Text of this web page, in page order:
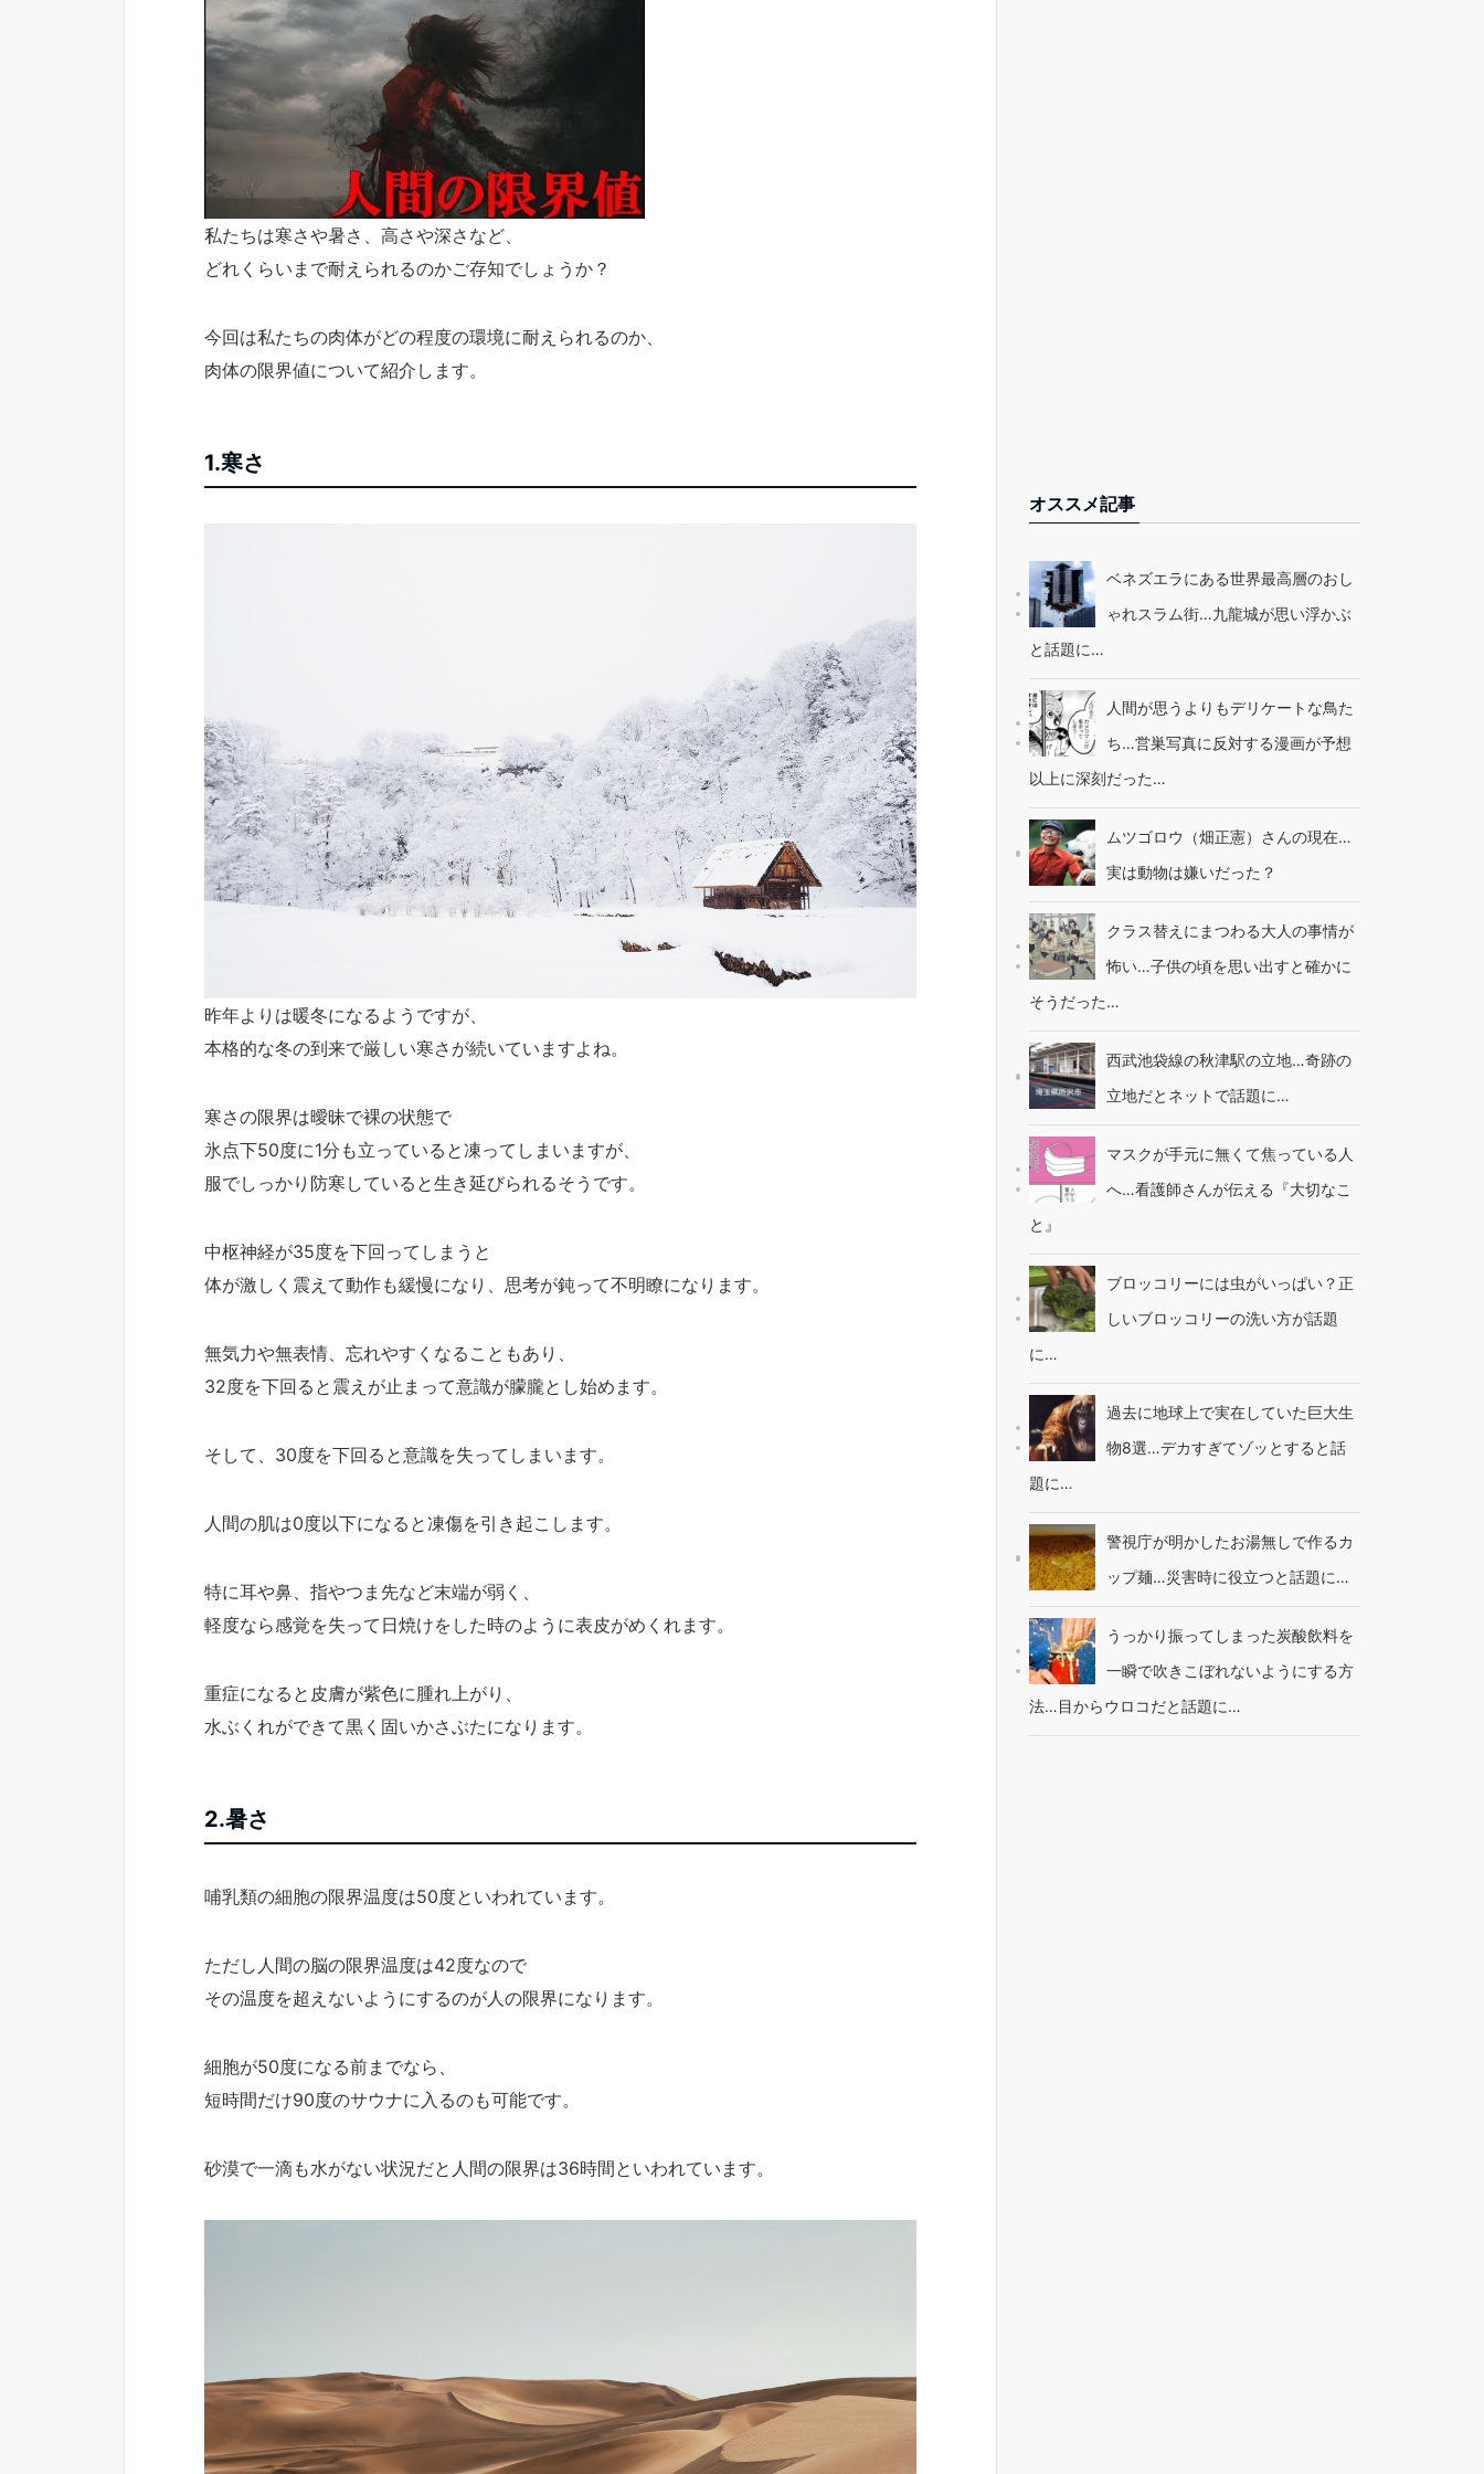
私たちは寒さや暑さ、高さや深さなど、
どれくらいまで耐えられるのかご存知でしょうか？
今回は私たちの肉体がどの程度の環境に耐えられるのか、
肉体の限界値について紹介します。
1.寒さ
昨年よりは暖冬になるようですが、
本格的な冬の到来で厳しい寒さが続いていますよね。
寒さの限界は曖昧で裸の状態で
氷点下50度に1分も立っていると凍ってしまいますが、
服でしっかり防寒していると生き延びられるそうです。
中枢神経が35度を下回ってしまうと
体が激しく震えて動作も緩慢になり、思考が鈍って不明瞭になります。
無気力や無表情、忘れやすくなることもあり、
32度を下回ると震えが止まって意識が朦朧とし始めます。
そして、30度を下回ると意識を失ってしまいます。
人間の肌は0度以下になると凍傷を引き起こします。
特に耳や鼻、指やつま先など末端が弱く、
軽度なら感覚を失って日焼けをした時のように表皮がめくれます。
重症になると皮膚が紫色に腫れ上がり、
水ぶくれができて黒く固いかさぶたになります。
2.暑さ
哺乳類の細胞の限界温度は50度といわれています。
ただし人間の脳の限界温度は42度なので
その温度を超えないようにするのが人の限界になります。
細胞が50度になる前までなら、
短時間だけ90度のサウナに入るのも可能です。
砂漠で一滴も水がない状況だと人間の限界は36時間といわれています。
オススメ記事
ベネズエラにある世界最高層のおし
ゃれスラム街…九龍城が思い浮かぶ
と話題に…
人間が思うよりもデリケートな鳥た
ち…営巣写真に反対する漫画が予想
以上に深刻だった…
ムツゴロウ（畑正憲）さんの現在…
実は動物は嫌いだった？
クラス替えにまつわる大人の事情が
怖い…子供の頃を思い出すと確かに
そうだった…
西武池袋線の秋津駅の立地…奇跡の
立地だとネットで話題に…
マスクが手元に無くて焦っている人
へ…看護師さんが伝える『大切なこ
と』
ブロッコリーには虫がいっぱい？正
しいブロッコリーの洗い方が話題
に…
過去に地球上で実在していた巨大生
物8選…デカすぎてゾッとすると話
題に…
警視庁が明かしたお湯無しで作るカ
ップ麺…災害時に役立つと話題に…
うっかり振ってしまった炭酸飲料を
一瞬で吹きこぼれないようにする方
法…目からウロコだと話題に…